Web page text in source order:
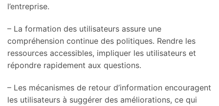
l’entreprise.
– La formation des utilisateurs assure une
compréhension continue des politiques. Rendre les
ressources accessibles, impliquer les utilisateurs et
répondre rapidement aux questions.
– Les mécanismes de retour d’information encouragent
les utilisateurs à suggérer des améliorations, ce qui